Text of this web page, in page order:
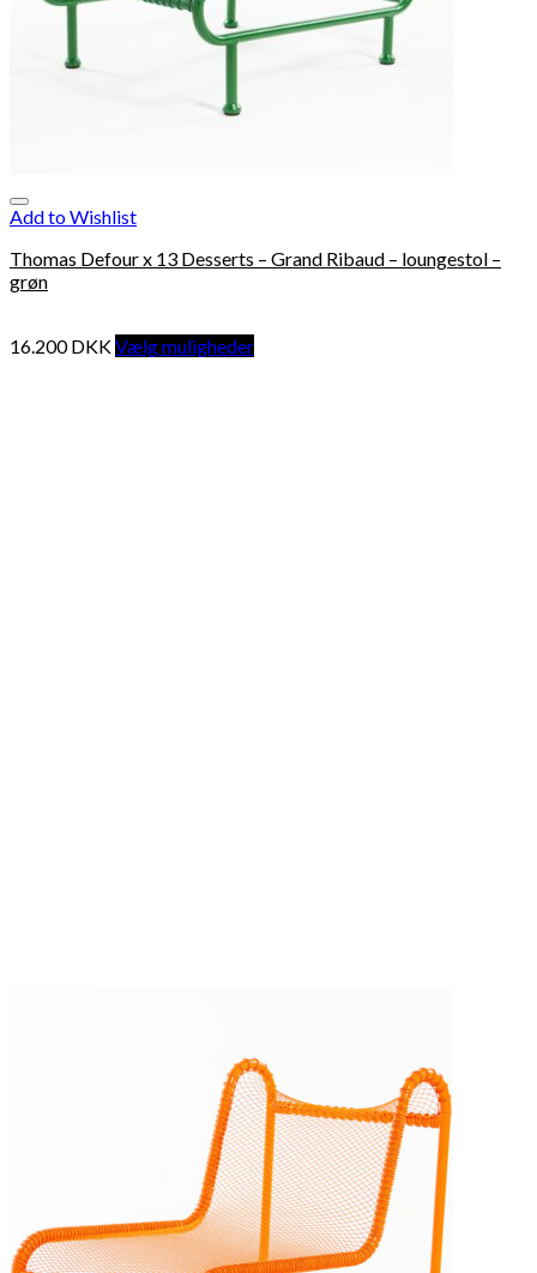
Add to Wishlist
Thomas Defour x 13 Desserts – Grand Ribaud – loungestol –
grøn
16.200DKKVælg muligheder